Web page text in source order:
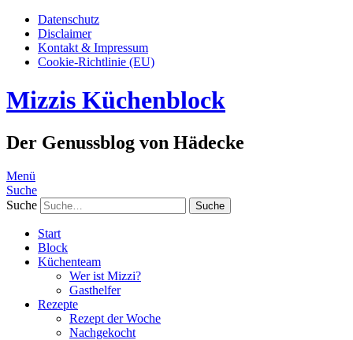
Datenschutz
Disclaimer
Kontakt & Impressum
Cookie-Richtlinie (EU)
Mizzis Küchenblock
Der Genussblog von Hädecke
Menü
Suche
Suche
Start
Block
Küchenteam
Wer ist Mizzi?
Gasthelfer
Rezepte
Rezept der Woche
Nachgekocht